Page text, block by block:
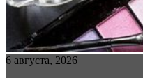
6 августа, 2026